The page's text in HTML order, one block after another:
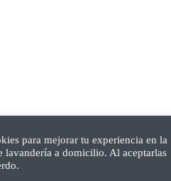
para mejorar tu experiencia en la
lavandería a domicilio. Al aceptarlas